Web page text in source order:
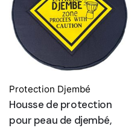
Protection Djembé
Housse de protection
pour peau de djembé,